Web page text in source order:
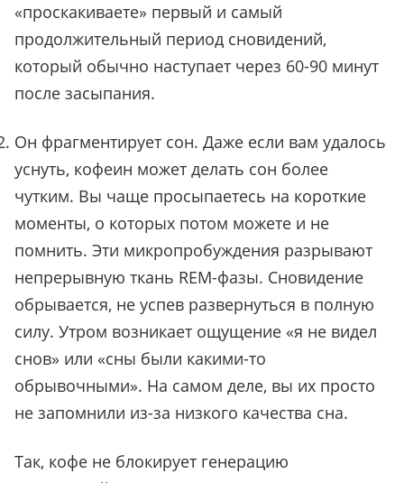
«проскакиваете» первый и самый
продолжительный период сновидений,
который обычно наступает через 60-90 минут
после засыпания.
Он фрагментирует сон. Даже если вам удалось
уснуть, кофеин может делать сон более
чутким. Вы чаще просыпаетесь на короткие
моменты, о которых потом можете и не
помнить. Эти микропробуждения разрывают
непрерывную ткань REM-фазы. Сновидение
обрывается, не успев развернуться в полную
силу. Утром возникает ощущение «я не видел
снов» или «сны были какими-то
обрывочными». На самом деле, вы их просто
не запомнили из-за низкого качества сна.
Так, кофе не блокирует генерацию